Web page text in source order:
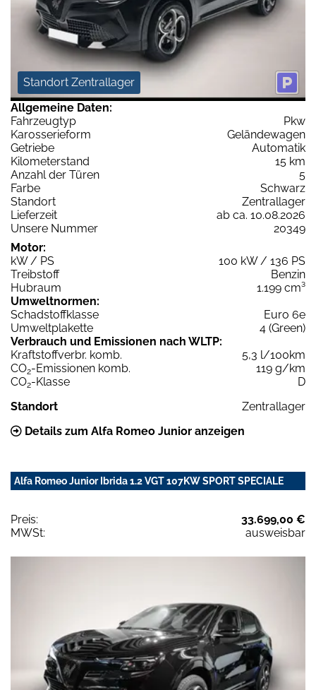
Standort Zentrallager
Allgemeine Daten:
Fahrzeugtyp
Pkw
Karosserieform
Geländewagen
Getriebe
Automatik
Kilometerstand
15 km
Anzahl der Türen
5
Farbe
Schwarz
Standort
Zentrallager
Lieferzeit
ab ca. 10.08.2026
Unsere Nummer
20349
Motor:
kW / PS
100 kW / 136 PS
Treibstoff
Benzin
Hubraum
1.199 cm³
Umweltnormen:
Schadstoffklasse
Euro 6e
Umweltplakette
4 (Green)
Verbrauch und Emissionen nach WLTP:
Kraftstoffverbr. komb.
5,3 l/100km
CO2-Emissionen komb.
119 g/km
CO2-Klasse
D
Standort
Zentrallager
Details zum Alfa Romeo Junior anzeigen
Alfa Romeo Junior Ibrida 1.2 VGT 107KW SPORT SPECIALE
Preis:
33.699,00 €
MWSt:
ausweisbar